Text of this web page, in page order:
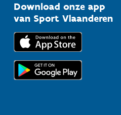
Download onze app
van Sport Vlaanderen